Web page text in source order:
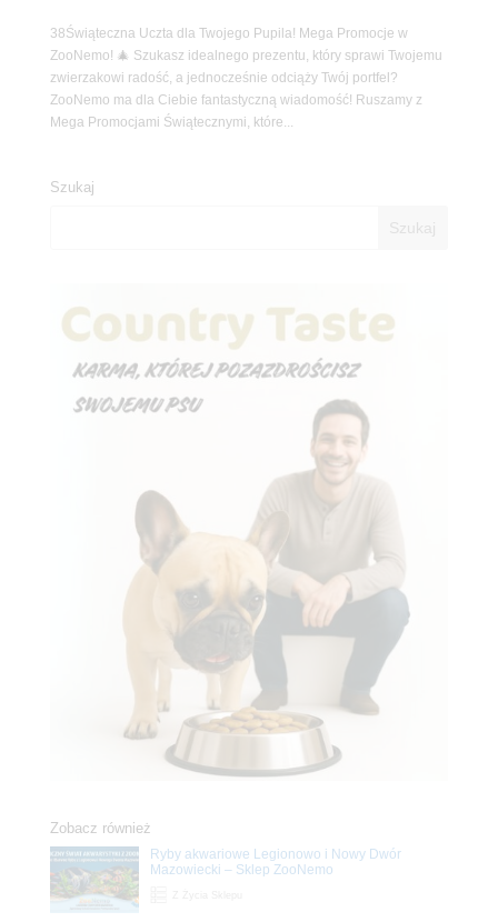
38Świąteczna Uczta dla Twojego Pupila! Mega Promocje w
ZooNemo! 🎄 Szukasz idealnego prezentu, który sprawi Twojemu
zwierzakowi radość, a jednocześnie odciąży Twój portfel?
ZooNemo ma dla Ciebie fantastyczną wiadomość! Ruszamy z
Mega Promocjami Świątecznymi, które...
Szukaj
Zobacz również
Ryby akwariowe Legionowo i Nowy Dwór
Mazowiecki – Sklep ZooNemo